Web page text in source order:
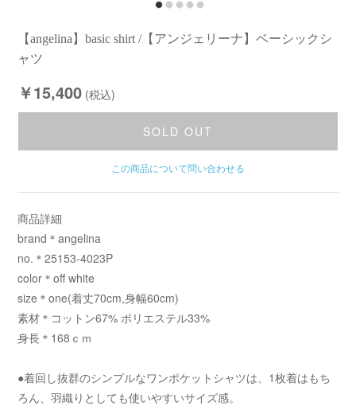
【angelina】basic shirt /【アンジェリーナ】ベーシックシ
ャツ
￥15,400 (税込)
SOLD OUT
この商品について問い合わせる
商品詳細
brand＊angelina
no.＊25153-4023P
color＊off white
size＊one(着丈70cm,身幅60cm)
素材＊コットン67% ポリエステル33%
身長＊168ｃｍ
●着回し抜群のシンプルなワンポケットシャツは、1枚着はもち
ろん、羽織りとしても使いやすいサイズ感。